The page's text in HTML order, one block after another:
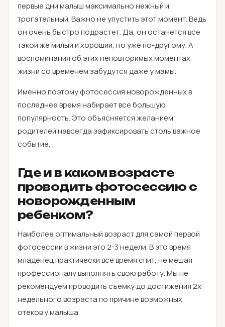
первые дни малыш максимально нежный и
трогательный. Важно не упустить этот момент. Ведь
он очень быстро подрастет. Да, он останется все
такой же милый и хороший, но уже по-другому. А
воспоминания об этих неповторимых моментах
жизни со временем забудутся даже у мамы.
Именно поэтому фотосессия новорожденных в
последнее время набирает все большую
популярность. Это объясняется желанием
родителей навсегда зафиксировать столь важное
событие.
Где и в каком возрасте
проводить фотосессию с
новорожденным
ребенком?
Наиболее оптимальный возраст для самой первой
фотосессии в жизни это 2-3 недели. В это время
младенец практически все время спит, не мешая
профессионалу выполнять свою работу. Мы не
рекомендуем проводить съемку до достижения 2х
недельного возраста по причине возможных
отеков у малыша.